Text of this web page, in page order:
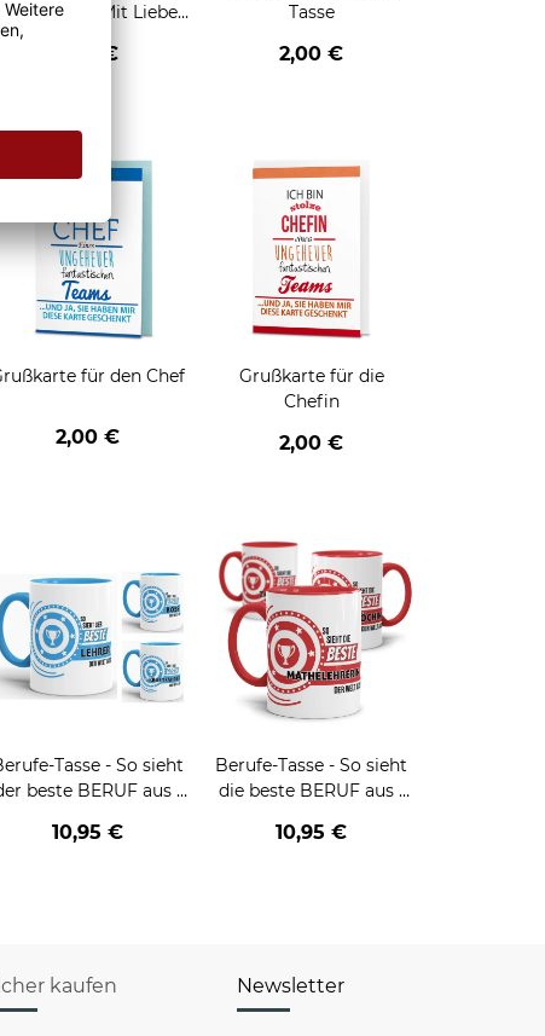
Tassen - Mit Liebe
2,95 €
Tasse
2,00 €
für den Chef
2,00 €
Grußkarte für die
Chefin
2,00 €
Tasse - So sieht
beste BERUF aus -
Männer - Hellblau
10,95 €
Berufe-Tasse - So sieht
die beste BERUF aus -
Frauen
10,95 €
kaufen Newsletter